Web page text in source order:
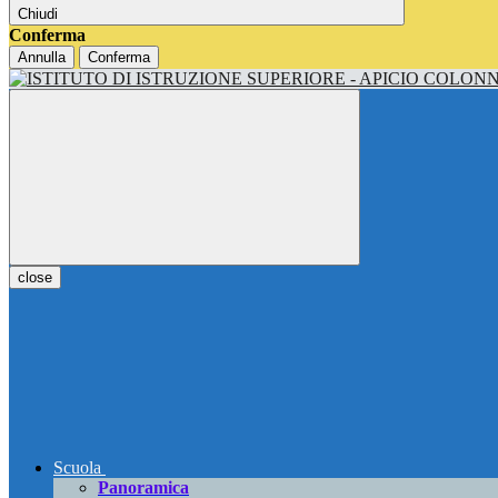
Chiudi
Conferma
Annulla Conferma
close
Scuola
Panoramica